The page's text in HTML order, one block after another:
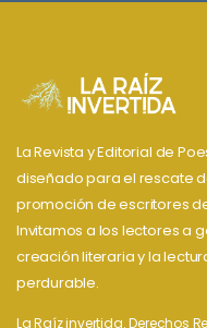
La Revista y Editorial de
diseñado para el rescate
promoción de escritores
Invitamos a los lectores a
creación literaria y la
perdurable.
La Raíz invertida. Derechos